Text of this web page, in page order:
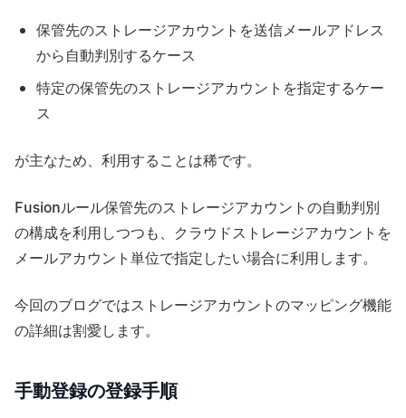
保管先のストレージアカウントを送信メールアドレス
から自動判別するケース
特定の保管先のストレージアカウントを指定するケー
ス
が主なため、利用することは稀です。
Fusionルール保管先のストレージアカウントの自動判別
の構成を利用しつつも、クラウドストレージアカウントを
メールアカウント単位で指定したい場合に利用します。
今回のブログではストレージアカウントのマッピング機能
の詳細は割愛します。
手動登録の登録手順